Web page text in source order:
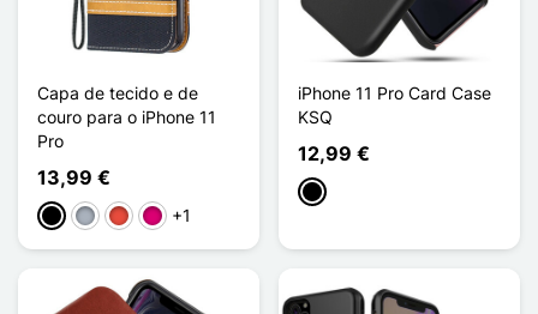
Capa de tecido e de
couro para o iPhone 11
Pro
13,99 €
PretoCinzentoVermelho
Magenta
+1
iPhone 11 Pro Card Case
KSQ
12,99 €
Preto